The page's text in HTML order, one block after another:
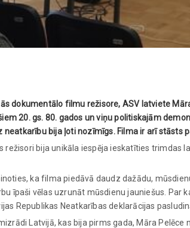
dokumentālo filmu režisore, ASV latviete
20. gs. 80. gados un viņu politiskajām
bija ļoti nozīmīgs. Filma ir arī stāsts
režisori bija unikāla iespēja ieskatīties
ka filma piedāvā daudz dažādu,
īpaši vēlas uzrunāt mūsdienu jauniešus.
Republikas Neatkarības deklarācijas
Latvijā, kas bija pirms gada, Māra